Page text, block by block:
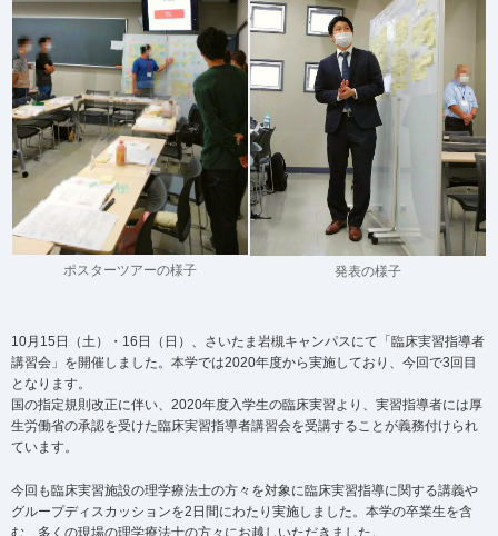
ポスターツアーの様子 発表の様子
10月15日（土）・16日（日）、さいたま岩槻キャンパスにて「臨床実習指導者
講習会」を開催しました。本学では2020年度から実施しており、今回で3回目
となります。
国の指定規則改正に伴い、2020年度入学生の臨床実習より、実習指導者には厚
生労働省の承認を受けた臨床実習指導者講習会を受講することが義務付けられ
ています。
今回も臨床実習施設の理学療法士の方々を対象に臨床実習指導に関する講義や
グループディスカッションを2日間にわたり実施しました。本学の卒業生を含
む、多くの現場の理学療法士の方々にお越しいただきました。